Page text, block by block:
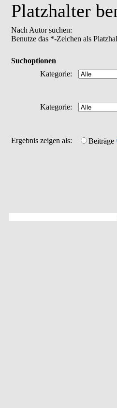
Platzhalter
Nach Autor suchen:
Benutze das *-Zeichen als
Suchoptionen
Kategorie:
Kategorie:
Ergebnis zeigen als: Beiträge